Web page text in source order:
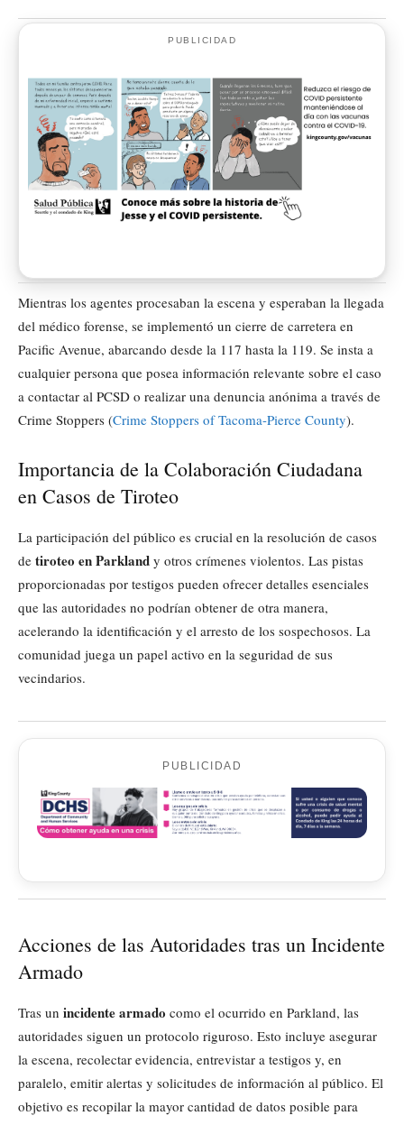
PUBLICIDAD
Mientras los agentes procesaban la escena y esperaban la llegada
del médico forense, se implementó un cierre de carretera en
Pacific Avenue, abarcando desde la 117 hasta la 119. Se insta a
cualquier persona que posea información relevante sobre el caso
a contactar al PCSD o realizar una denuncia anónima a través de
Crime Stoppers (Crime Stoppers of Tacoma-Pierce County).
Importancia de la Colaboración Ciudadana
en Casos de Tiroteo
La participación del público es crucial en la resolución de casos
de tiroteo en Parkland y otros crímenes violentos. Las pistas
proporcionadas por testigos pueden ofrecer detalles esenciales
que las autoridades no podrían obtener de otra manera,
acelerando la identificación y el arresto de los sospechosos. La
comunidad juega un papel activo en la seguridad de sus
vecindarios.
PUBLICIDAD
Acciones de las Autoridades tras un Incidente
Armado
Tras un incidente armado como el ocurrido en Parkland, las
autoridades siguen un protocolo riguroso. Esto incluye asegurar
la escena, recolectar evidencia, entrevistar a testigos y, en
paralelo, emitir alertas y solicitudes de información al público. El
objetivo es recopilar la mayor cantidad de datos posible para